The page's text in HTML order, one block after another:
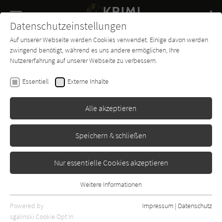
SUCHE
Buch-
Entdecker
Forum Charts
Daniel Cole
Jackdaw
Erschienen: Januar 2025 2
Datenschutzeinstellungen
Auf unserer Webseite werden Cookies verwendet. Einige davon werden
zwingend benötigt, während es uns andere ermöglichen, Ihre
Nutzererfahrung auf unserer Webseite zu verbessern.
Essentiell Externe Inhalte
Alle akzeptieren
Speichern & schließen
Nur essentielle Cookies akzeptieren
Essentielle Cookies werden für grundlegende Funktionen der
Webseite benötigt. Dadurch ist gewährleistet, dass die Webseite
Weitere Informationen
Powered by
sgalinski Cookie Opt In
Impressum | Datenschutz